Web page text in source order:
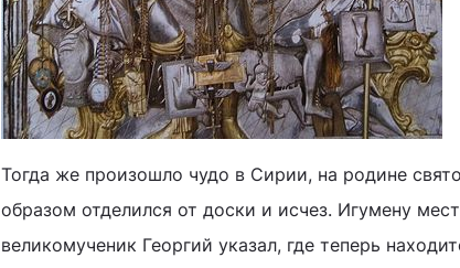
Тогда же произошло чудо в Сирии, на родине
образом отделился от доски и исчез. Игумену
великомученик Георгий указал, где теперь